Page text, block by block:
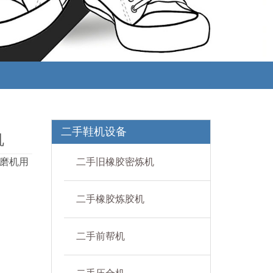
机用
二手鞋机设备
二手旧橡胶密炼机
二手橡胶炼胶机
二手前帮机